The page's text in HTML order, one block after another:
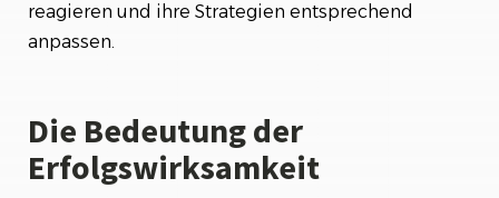
reagieren und ihre Strategien entsprechend
anpassen.
Die Bedeutung der
Erfolgswirksamkeit